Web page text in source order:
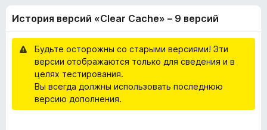
е
р
а
F
i
e
в
е
р
3
5
История версий «Clear Cache» – 9 версий
Будьте осторожны со старыми версиями! Эти
версии отображаются только для сведения и в
целях тестирования.
Вы всегда должны использовать последнюю
версию дополнения.